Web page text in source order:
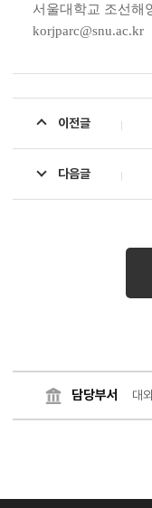
서울대학교 조선해
korjparc@snu.ac.kr
이전글
다음글
담당부서 대